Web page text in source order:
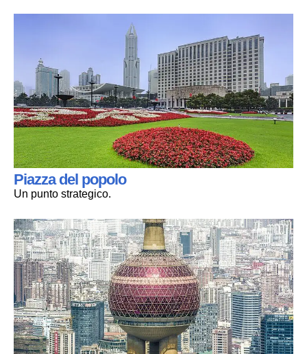
Piazza del popolo
Un punto strategico.